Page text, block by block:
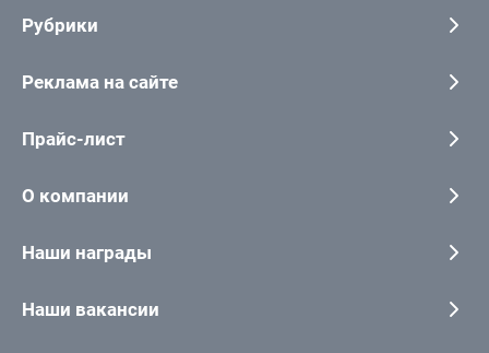
Рубрики
Реклама на сайте
Прайс-лист
О компании
Наши награды
Наши вакансии